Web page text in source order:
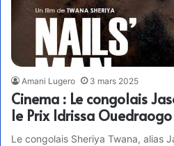
Amani Lugero 3 mars 2025
Cinema : Le congolais
le Prix Idrissa
Le congolais Sheriya Twana, alias